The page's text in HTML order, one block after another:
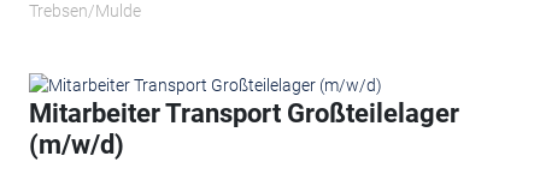
Trebsen/Mulde
Mitarbeiter Transport Großteilelager
(m/w/d)